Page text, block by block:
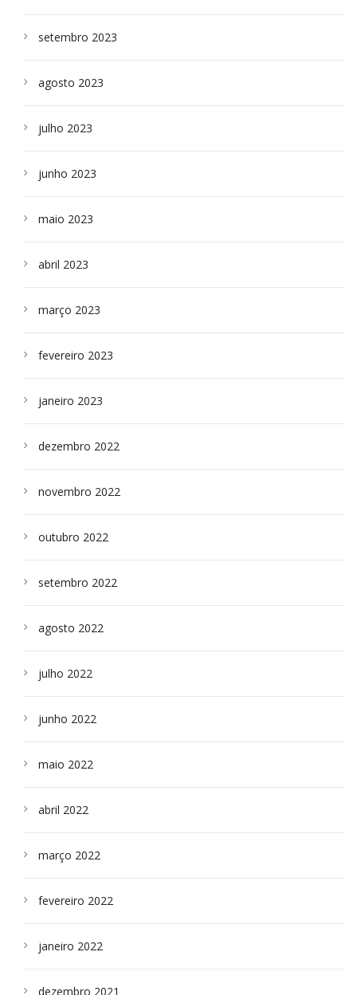
setembro 2023
agosto 2023
julho 2023
junho 2023
maio 2023
abril 2023
março 2023
fevereiro 2023
janeiro 2023
dezembro 2022
novembro 2022
outubro 2022
setembro 2022
agosto 2022
julho 2022
junho 2022
maio 2022
abril 2022
março 2022
fevereiro 2022
janeiro 2022
dezembro 2021